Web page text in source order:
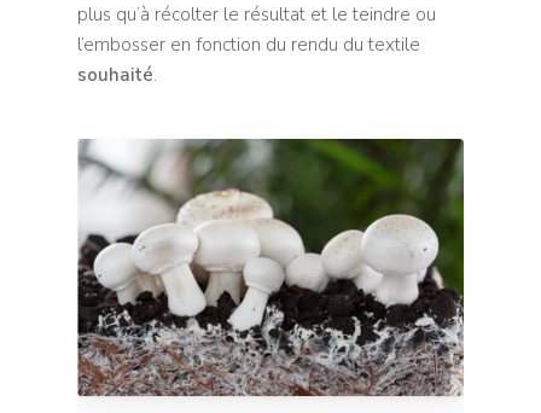
plus qu’à récolter le résultat et le teindre ou
l’embosser en fonction du rendu du textile
souhaité.
Fournitures
Fournitures Sièges
Clous décoratifs
Fournitures Rideaux /
Rails et barres
Rails / Tringles
Textile